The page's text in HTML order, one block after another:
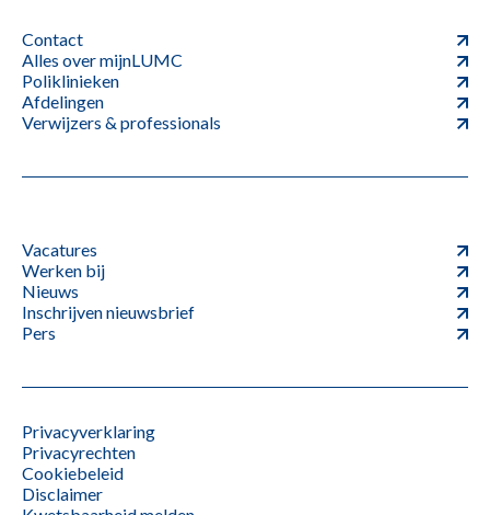
Contact
Alles over mijnLUMC
Poliklinieken
Afdelingen
Verwijzers & professionals
Vacatures
Werken bij
Nieuws
Inschrijven nieuwsbrief
Pers
Privacyverklaring
Privacyrechten
Cookiebeleid
Disclaimer